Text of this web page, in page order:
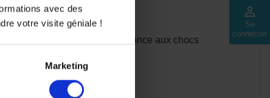
avec des
votre visite géniale !
Marketing
perm_identity
Se
connecter
un matériau à haute résistance aux chocs